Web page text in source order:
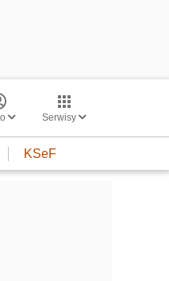
Serwisy
KSeF